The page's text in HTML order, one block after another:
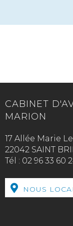
CABINET
MARION
17 Allée Marie
22042 SAINT
Tél : 02 96 33 60
NOUS